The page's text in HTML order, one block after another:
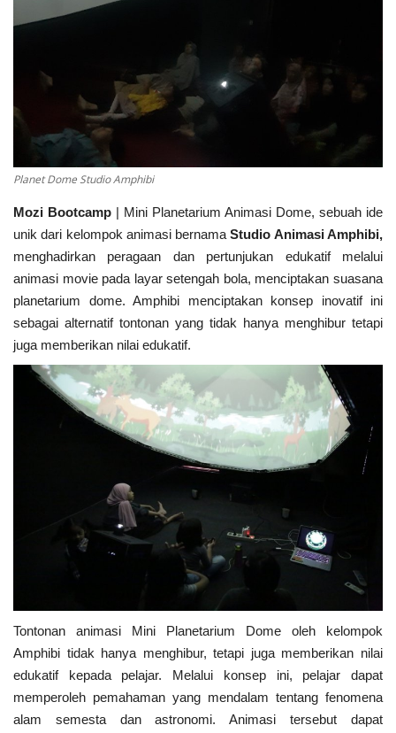
Planet Dome Studio Amphibi
Mozi Bootcamp | Mini Planetarium Animasi Dome, sebuah ide
unik dari kelompok animasi bernamaStudio Animasi Amphibi,
menghadirkan peragaan dan pertunjukan edukatif melalui
animasi movie pada layar setengah bola, menciptakan suasana
planetarium dome. Amphibi menciptakan konsep inovatif ini
sebagai alternatif tontonan yang tidak hanya menghibur tetapi
juga memberikan nilai edukatif.
Tontonan animasi Mini Planetarium Dome oleh kelompok
Amphibi tidak hanya menghibur, tetapi juga memberikan nilai
edukatif kepada pelajar. Melalui konsep ini, pelajar dapat
memperoleh pemahaman yang mendalam tentang fenomena
alam semesta dan astronomi. Animasi tersebut dapat